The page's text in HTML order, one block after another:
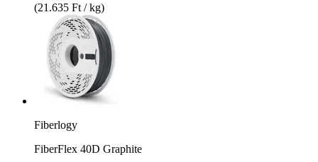
(21.635 Ft / kg)
Fiberlogy
FiberFlex 40D Graphite